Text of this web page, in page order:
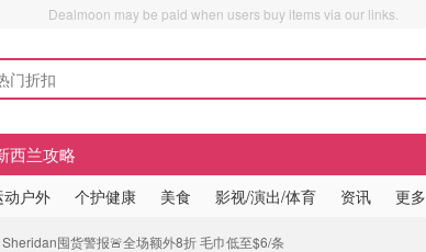
Dealmoon may be paid when users buy items via our links.
西兰攻略
动户外 个护健康 美食 影视/演出/体育 资讯 更多
囤货警报🚨全场额外8折 毛巾低至$6/条